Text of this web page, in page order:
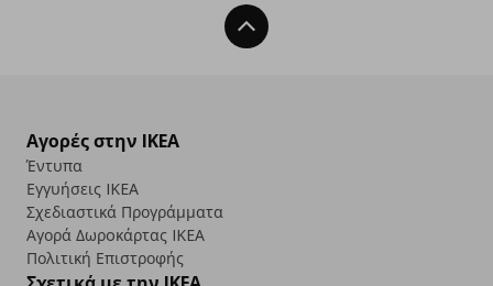
Back To Top
Αγορές στην IKEA
Έντυπα
Εγγυήσεις IKEA
Σχεδιαστικά Προγράμματα
Αγορά Δωρoκάρτας IKEA
Πολιτική Επιστροφής